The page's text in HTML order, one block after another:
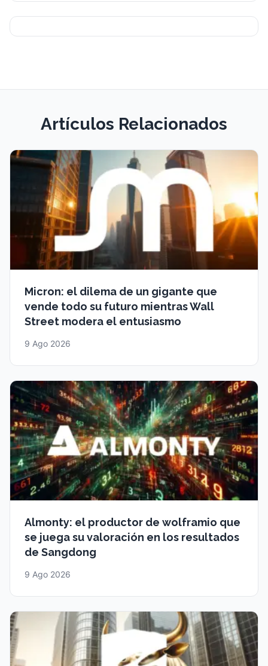
Artículos Relacionados
Micron: el dilema de un gigante que
vende todo su futuro mientras Wall
Street modera el entusiasmo
9 Ago 2026
Almonty: el productor de wolframio que
se juega su valoración en los resultados
de Sangdong
9 Ago 2026